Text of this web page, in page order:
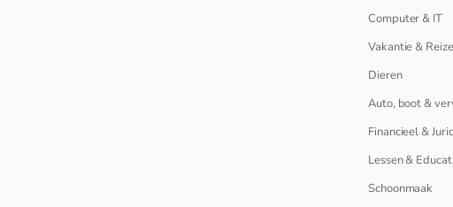
Computer & IT
Vakantie &
Dieren
Auto, boot &
Financieel &
Lessen &
Schoonmaak